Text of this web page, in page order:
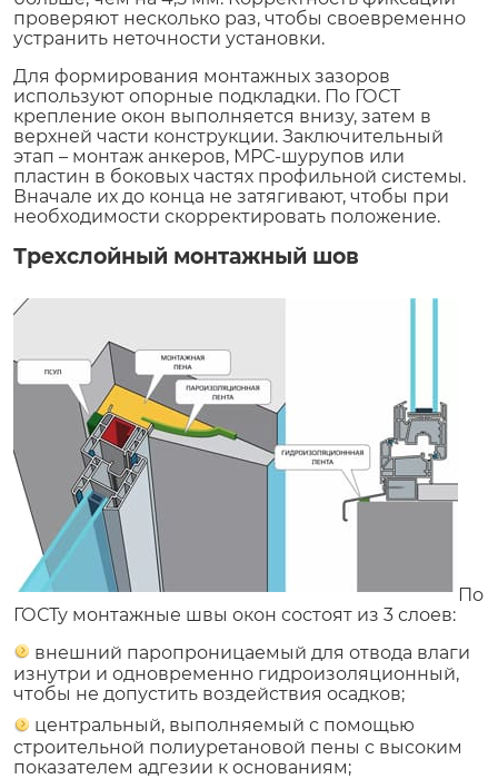
проверяют несколько раз, чтобы своевременно
устранить неточности установки.
Для формирования монтажных зазоров
используют опорные подкладки. По ГОСТ
крепление окон выполняется внизу, затем в
верхней части конструкции. Заключительный
этап – монтаж анкеров, МРС-шурупов или
пластин в боковых частях профильной системы.
Вначале их до конца не затягивают, чтобы при
необходимости скорректировать положение.
Трехслойный монтажный шов
По
ГОСТу монтажные швы окон состоят из 3 слоев:
внешний паропроницаемый для отвода влаги
изнутри и одновременно гидроизоляционный,
чтобы не допустить воздействия осадков;
центральный, выполняемый с помощью
строительной полиуретановой пены с высоким
показателем адгезии к основаниям;